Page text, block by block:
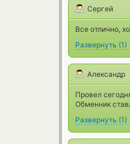
Сергей
Все отлично,
Развернуть (1)
Александр
Провел
Обменник
Развернуть (1)